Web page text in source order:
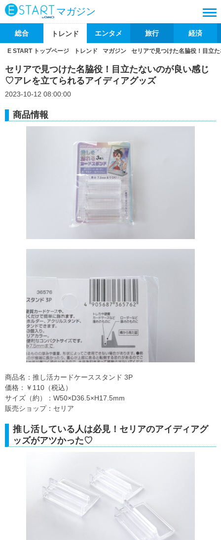
マガジン
総合 トレンド エンタメ 旅行 経済
E START トップページ トレンド マガジン セリアで見つけた名脇役！目立
セリアで見つけた名脇役！目立たないのが良い感じ
♡アレを立てられるアイディアグッズ
2023-10-12 08:00:00
商品情報
商品名：推し活カードケーススタンド 3P
価格：￥110（税込）
サイズ（約）：W50×D36.5×H17.5mm
販売ショップ：セリア
推し活している人は必見！セリアのアイディアグ
ッズがアツかった♡